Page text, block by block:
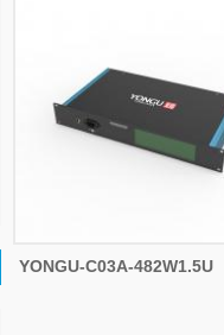
YONGU-C03A-482W1.5U